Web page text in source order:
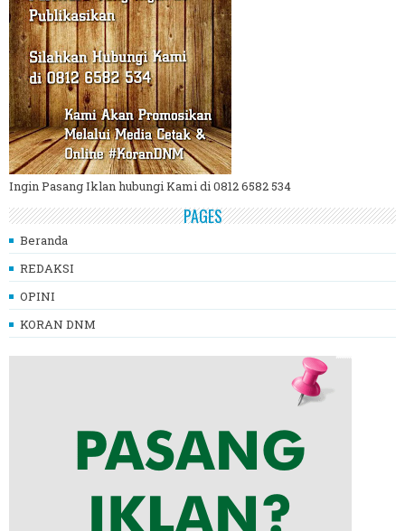
Ingin Pasang Iklan hubungi Kami di 0812 6582 534
PAGES
Beranda
REDAKSI
OPINI
KORAN DNM